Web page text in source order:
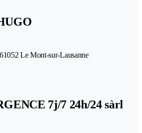
1052 Le Mont-sur-Lausanne
7j/7 24h/24 sàrl